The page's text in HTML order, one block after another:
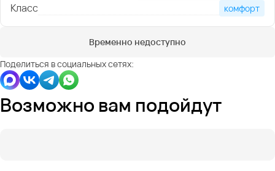
Класс
комфорт
Временно недоступно
Поделиться в социальных сетях:
Возможно вам подойдут